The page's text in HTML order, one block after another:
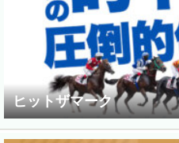
ヒットザマーク